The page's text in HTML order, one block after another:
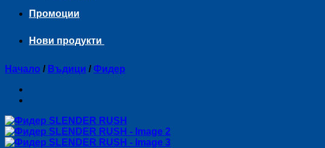
Промоции
Нови продукти
Начало / Въдици / Фидер